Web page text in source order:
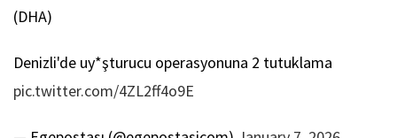
(DHA)
Denizli'de uy*şturucu operasyonuna 2 tutuklama
pic.twitter.com/4ZL2ff4o9E